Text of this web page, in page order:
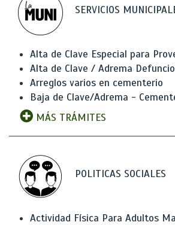
SERVICIOS
Alta de Clave Especial para
Alta de Clave / Adrema
Arreglos varios en cementerio
Baja de Clave/Adrema -
MÁS TRÁMITES
POLITICAS SOCIALES
Actividad Física Para Adultos